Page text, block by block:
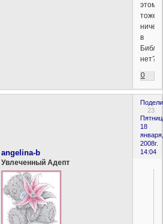
этом
тоже
ничего
в
нет?
0
23
18
января,
2008г.
14:04
angelina-b
Увлеченный Адепт